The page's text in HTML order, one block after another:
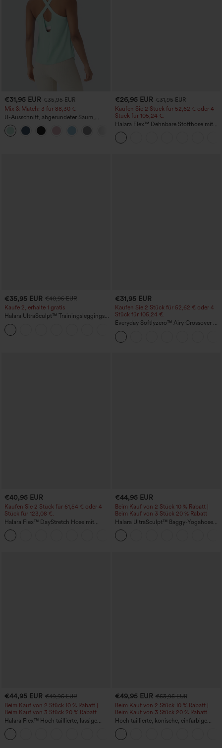
€31,95 EUR €35,95 EUR
Mix & Match: 3 für 88,30 €
U-Ausschnitt, abgerundeter Saum,
InstantCool Yoga-Trägertop – UPF50+
€26,95 EUR €31,95 EUR
Kaufen Sie 2 Stück für 52,62 € oder 4
Stück für 105,24 €.
Halara Flex™ Dehnbare Stoffhose mit
hohem Bund, Waffelmuster,
Seitentaschen und weitem Bein
€35,95 EUR €40,95 EUR
Kaufe 2, erhalte 1 gratis
Halara UltraSculpt™ Trainingsleggings
mit hohem Bund – raffende Push-up-
Po-Form, Bauchkontrolle, Taschen und
formende Passform
€31,95 EUR
Kaufen Sie 2 Stück für 52,62 € oder 4
Stück für 105,24 €.
Everyday Softlyzero™ Airy Crossover 2-
in-1-Mini-Tennisrock mit Seitentaschen-
Lucid-UPF50+
€40,95 EUR
Kaufen Sie 2 Stück für 61,54 € oder 4
Stück für 123,08 €.
Halara Flex™ DayStretch Hose mit
mittlerer Bundhöhe, seitlicher
Reißverschlusstasche und
Work‑Flare‑Schnitt
€44,95 EUR
Beim Kauf von 2 Stück 10 % Rabatt |
Beim Kauf von 3 Stück 20 % Rabatt
Halara UltraSculpt™ Baggy-Yogahose
mit hohem Bund, Bauchkontrolle,
Color-Block-Streifen und Taschen
€44,95 EUR €49,95 EUR
Beim Kauf von 2 Stück 10 % Rabatt |
Beim Kauf von 3 Stück 20 % Rabatt
Halara Flex™ Hoch taillierte, lässige
Jeans mit Taschen, umgekrempeltem
Saum, weitem Bein und verwaschenem
Finish
€49,95 EUR €53,95 EUR
Beim Kauf von 2 Stück 10 % Rabatt |
Beim Kauf von 3 Stück 20 % Rabatt
Hoch taillierte, konische, einfarbige
Anzughose mit Seitentaschen